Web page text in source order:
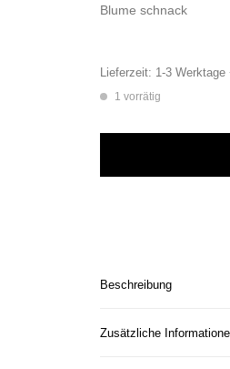
Blume schnack
Lieferzeit: 1-3 Werktage
1 vorrätig
Beschreibung
Zusätzliche